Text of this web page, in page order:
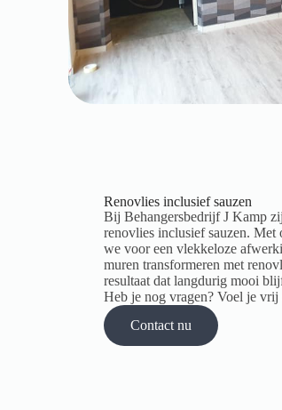
Renovlies inclusief sauzen
Bij Behangersbedrijf J Kamp
renovlies inclusief sauzen. Met
we voor een vlekkeloze
muren transformeren met
resultaat dat langdurig mooi
Heb je nog vragen? Voel je vrij
Contact nu